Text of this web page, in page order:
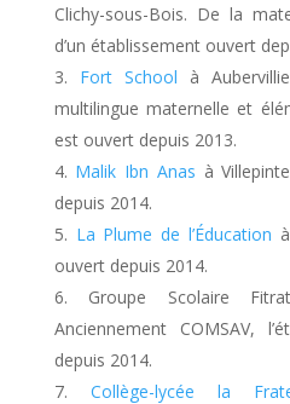
Clichy-sous-Bois. De la
d’un établissement ouvert
Fort School à
multilingue maternelle et
est ouvert depuis 2013.
Malik Ibn Anas à
depuis 2014.
La Plume de l’Éducation
ouvert depuis 2014.
Groupe Scolaire
Anciennement COMSAV,
depuis 2014.
Collège-lycée la